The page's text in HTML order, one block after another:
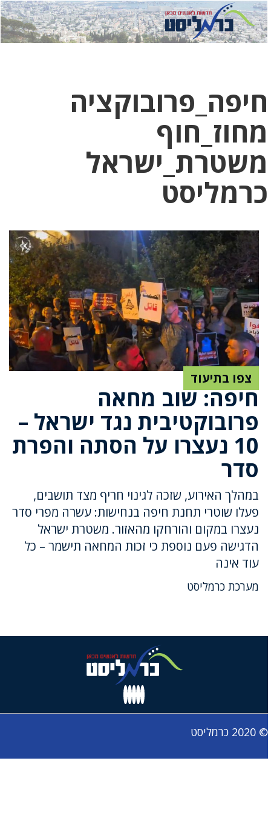
לחץ
כאן
לחץ
כדי
חיפה_פרובוקציה
מחוז_חוף
משטרת_ישראל
כרמליסט
צפו בתיעוד
חיפה: שוב מחאה
פרובוקטיבית נגד ישראל –
10 נעצרו על הסתה והפרת
סדר
במהלך האירוע, שזכה לגינוי חריף מצד תושבים,
פעלו שוטרי תחנת חיפה בנחישות: עשרה מפרי סדר
נעצרו במקום והורחקו מהאזור. משטרת ישראל
הדגישה פעם נוספת כי זכות המחאה תישמר – כל
עוד אינה
מערכת כרמליסט
© 2020 כרמליסט